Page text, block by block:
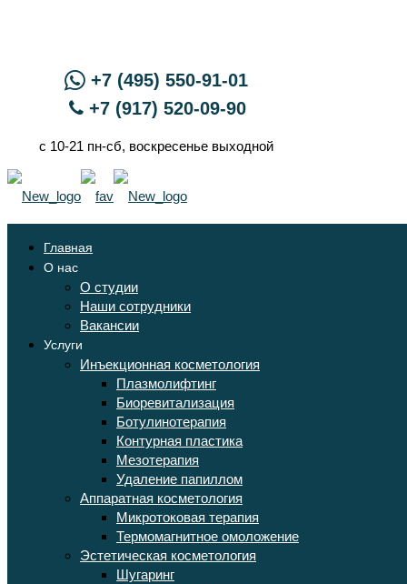
+7 (495) 550-91-01
+7 (917) 520-09-90
с 10-21 пн-сб, воскресенье выходной
Главная
О нас
О студии
Наши сотрудники
Вакансии
Услуги
Инъекционная косметология
Плазмолифтинг
Биоревитализация
Ботулинотерапия
Контурная пластика
Мезотерапия
Удаление папиллом
Аппаратная косметология
Микротоковая терапия
Термомагнитное омоложение
Эстетическая косметология
Шугаринг